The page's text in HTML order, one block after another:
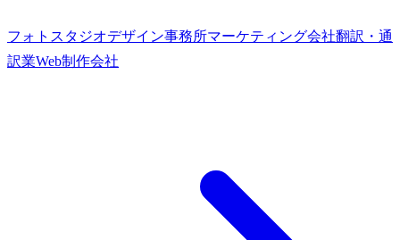
フォトスタジオデザイン事務所マーケティング会社翻訳・通
訳業Web制作会社